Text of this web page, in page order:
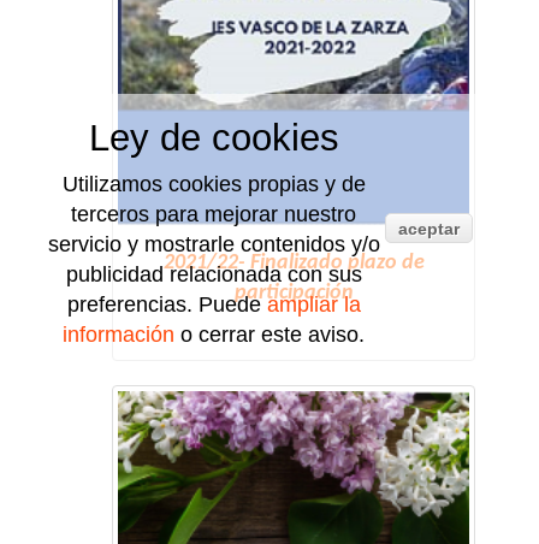
2021/22- Finalizado plazo de
participación
Ley de cookies
Utilizamos cookies propias y de
terceros para mejorar nuestro
servicio y mostrarle contenidos y/o
publicidad relacionada con sus
preferencias. Puede ampliar la
información o cerrar este aviso.
aceptar